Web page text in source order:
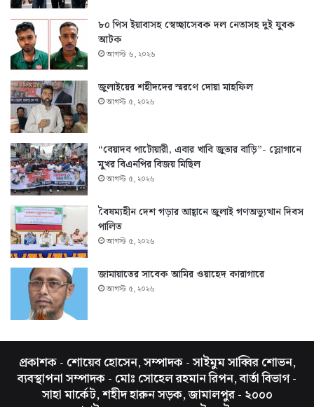
৮০ পিস ইয়াবাসহ স্বেচ্ছাসেবক দল নেতাসহ দুই যুবক
আটক
আগস্ট ৬, ২০২৬
জুলাইয়ের শহীদদের স্মরণে দোয়া মাহফিল
আগস্ট ৫, ২০২৬
“বেয়াদব পাটোয়ারী, এবার খাবি জুতার বাড়ি”- স্লোগানে
মুখর বিএনপির বিজয় মিছিল
আগস্ট ৫, ২০২৬
বৈষম্যহীন দেশ গড়ার আহ্বানে জুলাই গণঅভ্যুত্থান দিবস
পালিত
আগস্ট ৫, ২০২৬
জামায়াতের সাবেক আমির ওয়াহেদ কারাগারে
আগস্ট ৫, ২০২৬
প্রকাশক - শোয়েব হোসেন, সম্পাদক - সাইমুম সাব্বির শোভন,
ব্যবস্থাপনা সম্পাদক - মোঃ সোহেল রহমান রিপন, বার্তা বিভাগ -
সাহা মার্কেট, শহীদ হারুন সড়ক, জামালপুর - ২০০০